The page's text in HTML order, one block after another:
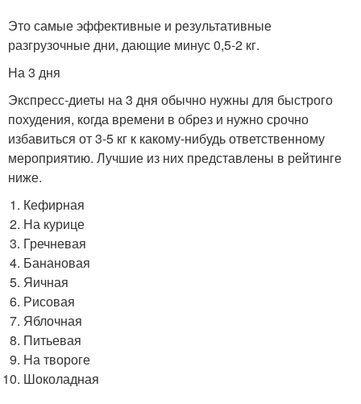
Это самые эффективные и результативные
разгрузочные дни, дающие минус 0,5-2 кг.
На 3 дня
Экспресс-диеты на 3 дня обычно нужны для быстрого
похудения, когда времени в обрез и нужно срочно
избавиться от 3-5 кг к какому-нибудь ответственному
мероприятию. Лучшие из них представлены в рейтинге
ниже.
Кефирная
На курице
Гречневая
Банановая
Яичная
Рисовая
Яблочная
Питьевая
На твороге
Шоколадная